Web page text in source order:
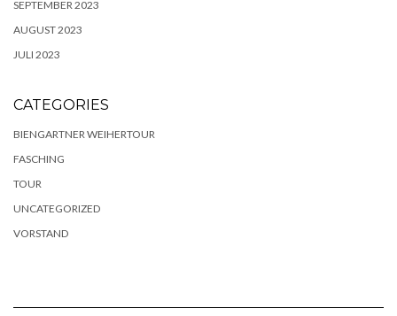
SEPTEMBER 2023
AUGUST 2023
JULI 2023
CATEGORIES
BIENGARTNER WEIHERTOUR
FASCHING
TOUR
UNCATEGORIZED
VORSTAND